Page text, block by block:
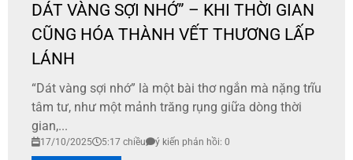
DÁT VÀNG SỢI NHỚ” – KHI THỜI GIAN
CŨNG HÓA THÀNH VẾT THƯƠNG LẤP
LÁNH
“Dát vàng sợi nhớ” là một bài thơ ngắn mà nặng trĩu
tâm tư, như một mảnh trăng rụng giữa dòng thời
gian,...
17/10/2025 5:17 chiều ý kiến phản hồi: 0